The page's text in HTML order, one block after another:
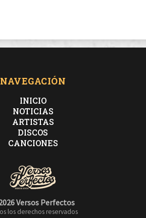
NAVEGACIÓN
INICIO
NOTICIAS
ARTISTAS
DISCOS
CANCIONES
Versos Perfectos
los derechos reservados